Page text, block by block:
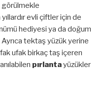
evli çiftler için de
hediyesi ya da doğum
tektaş yüzük yerine
ufak birkaç taş içeren
pırlantayüzükler